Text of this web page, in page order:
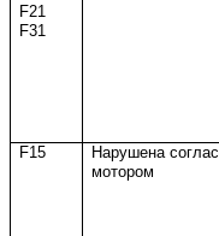
F21
F31
F15
Нарушена
мотором